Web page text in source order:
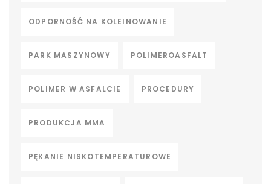
ODPORNOŚĆ NA KOLEINOWANIE
PARK MASZYNOWY POLIMEROASFALT
POLIMER W ASFALCIE PROCEDURY
PRODUKCJA MMA
PĘKANIE NISKOTEMPERATUROWE